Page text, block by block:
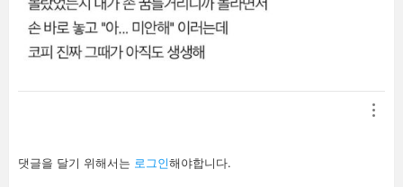
답
글
댓글을 달기 위해서는 로그인해야합니다.